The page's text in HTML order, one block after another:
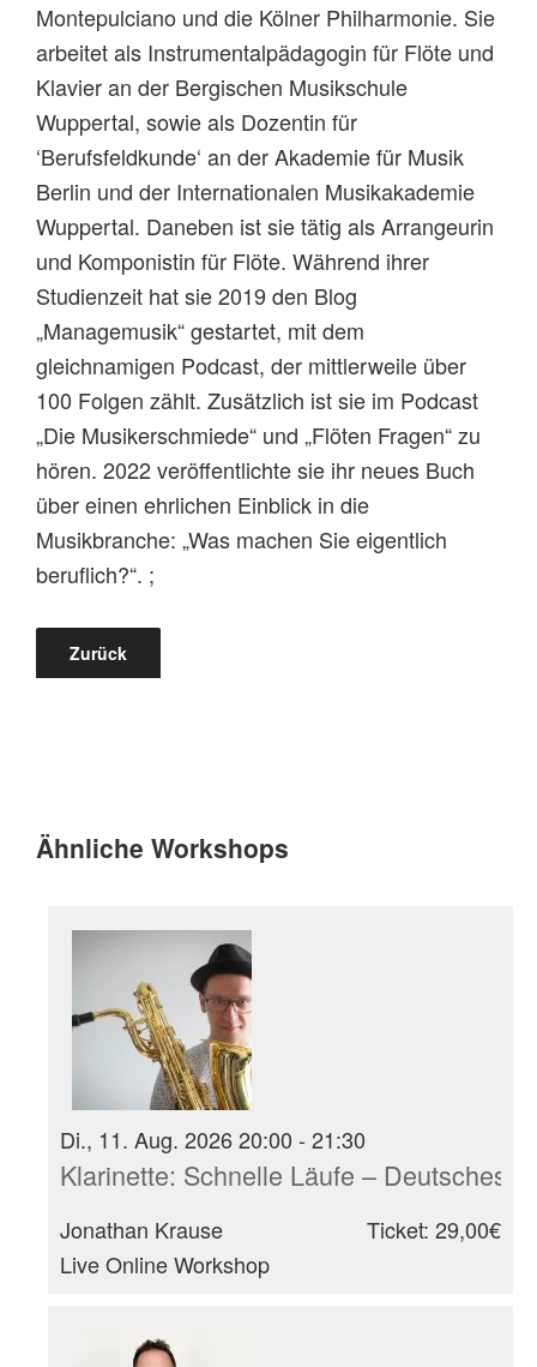
Montepulciano und die Kölner Philharmonie. Sie
arbeitet als Instrumentalpädagogin für Flöte und
Klavier an der Bergischen Musikschule
Wuppertal, sowie als Dozentin für
‘Berufsfeldkunde‘ an der Akademie für Musik
Berlin und der Internationalen Musikakademie
Wuppertal. Daneben ist sie tätig als Arrangeurin
und Komponistin für Flöte. Während ihrer
Studienzeit hat sie 2019 den Blog
„Managemusik“ gestartet, mit dem
gleichnamigen Podcast, der mittlerweile über
100 Folgen zählt. Zusätzlich ist sie im Podcast
„Die Musikerschmiede“ und „Flöten Fragen“ zu
hören. 2022 veröffentlichte sie ihr neues Buch
über einen ehrlichen Einblick in die
Musikbranche: „Was machen Sie eigentlich
beruflich?“. ;
Zurück
Ähnliche Workshops
Di., 11. Aug. 2026 20:00 - 21:30
Klarinette: Schnelle Läufe – Deutsches
Jonathan Krause
Live Online Workshop
Ticket: 29,00€